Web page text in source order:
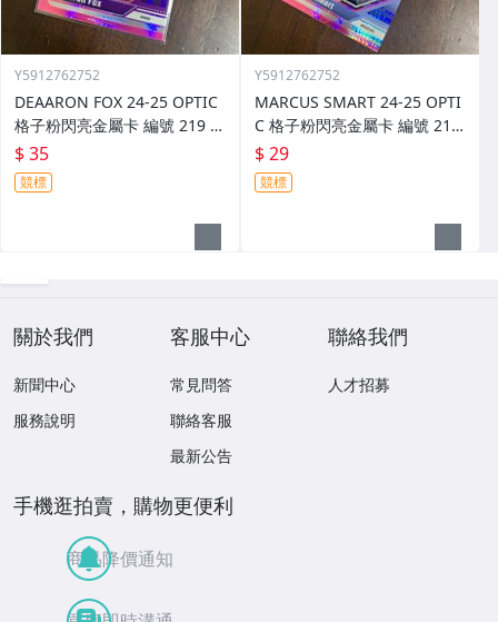
Y5912762752
DEAARON FOX 24-25 OPTIC
格子粉閃亮金屬卡 編號 219 前
後圖
$ 35
競標
Y5912762752
MARCUS SMART 24-25 OPTI
C 格子粉閃亮金屬卡 編號 213
前後圖
$ 29
競標
關於我們
新聞中心
服務說明
客服中心
常見問答
聯絡客服
最新公告
聯絡我們
人才招募
手機逛拍賣，購物更便利
商品降價通知